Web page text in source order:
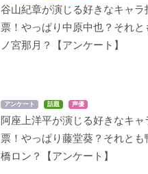
谷山紀章が演じる好きなキャラ
票！やっぱり中原中也？それと
ノ宮那月？【アンケート】
アンケート 話題 声優
阿座上洋平が演じる好きなキャ
票！やっぱり藤堂葵？それとも
橋ロン？【アンケート】